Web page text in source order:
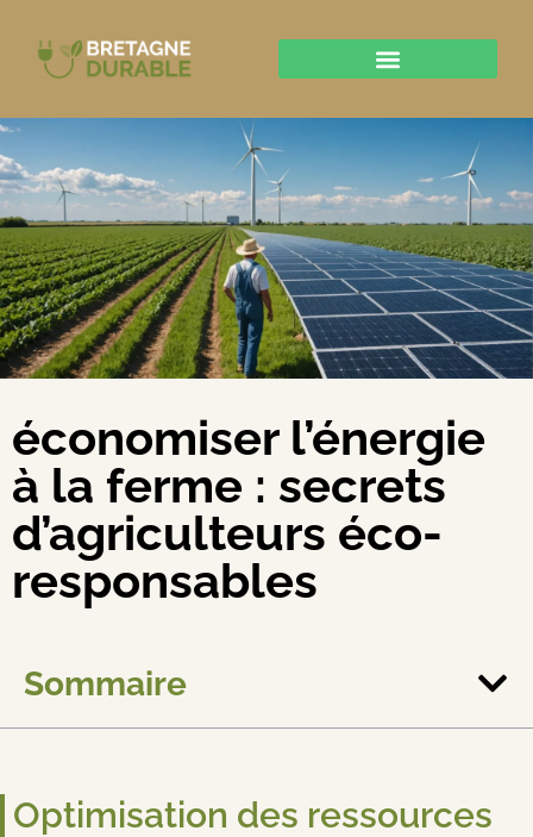
économiser l’énergie
à la ferme : secrets
d’agriculteurs éco-
responsables
Sommaire
Optimisation des ressources